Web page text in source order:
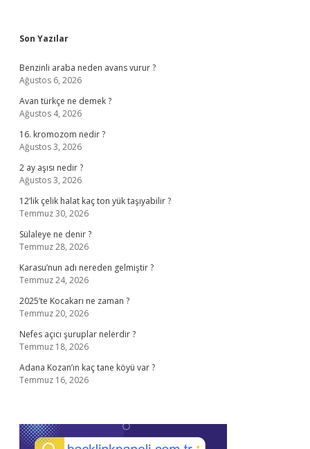
Sidebar
Son Yazılar
Benzinli araba neden avans vurur ?
Ağustos 6, 2026
Avan türkçe ne demek ?
Ağustos 4, 2026
16. kromozom nedir ?
Ağustos 3, 2026
2 ay aşısı nedir ?
Ağustos 3, 2026
12’lik çelik halat kaç ton yük taşıyabilir ?
Temmuz 30, 2026
Sülaleye ne denir ?
Temmuz 28, 2026
Karasu’nun adı nereden gelmiştir ?
Temmuz 24, 2026
2025’te Kocakarı ne zaman ?
Temmuz 20, 2026
Nefes açıcı şuruplar nelerdir ?
Temmuz 18, 2026
Adana Kozan’ın kaç tane köyü var ?
Temmuz 16, 2026